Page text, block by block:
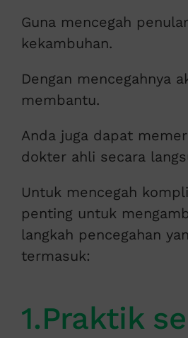
Guna mencegah
kekambuhan.
Dengan mencegahnya
membantu.
Anda juga dapat
dokter ahli secara
Untuk mencegah
penting untuk
langkah pencegahan
termasuk:
1.Praktik